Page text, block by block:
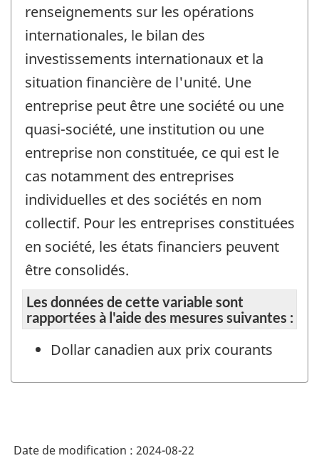
renseignements sur les opérations
internationales, le bilan des
investissements internationaux et la
situation financière de l'unité. Une
entreprise peut être une société ou une
quasi-société, une institution ou une
entreprise non constituée, ce qui est le
cas notamment des entreprises
individuelles et des sociétés en nom
collectif. Pour les entreprises constituées
en société, les états financiers peuvent
être consolidés.
Les données de cette variable sont
rapportées à l'aide des mesures suivantes :
Dollar canadien aux prix courants
Date de modification : 2024-08-22